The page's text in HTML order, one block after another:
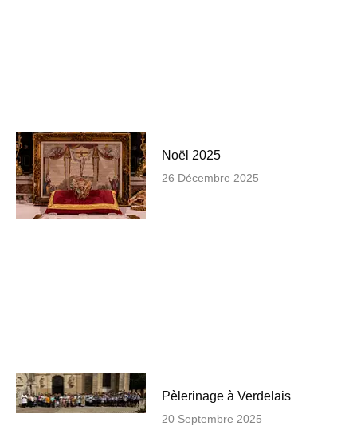
Noël 2025
26 Décembre 2025
Pèlerinage à Verdelais
20 Septembre 2025